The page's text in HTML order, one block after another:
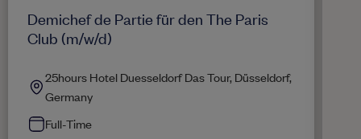
Demichef de Partie für den The Paris
Club (m/w/d)
25hours Hotel Duesseldorf Das Tour, Düsseldorf,
Germany
Full-Time